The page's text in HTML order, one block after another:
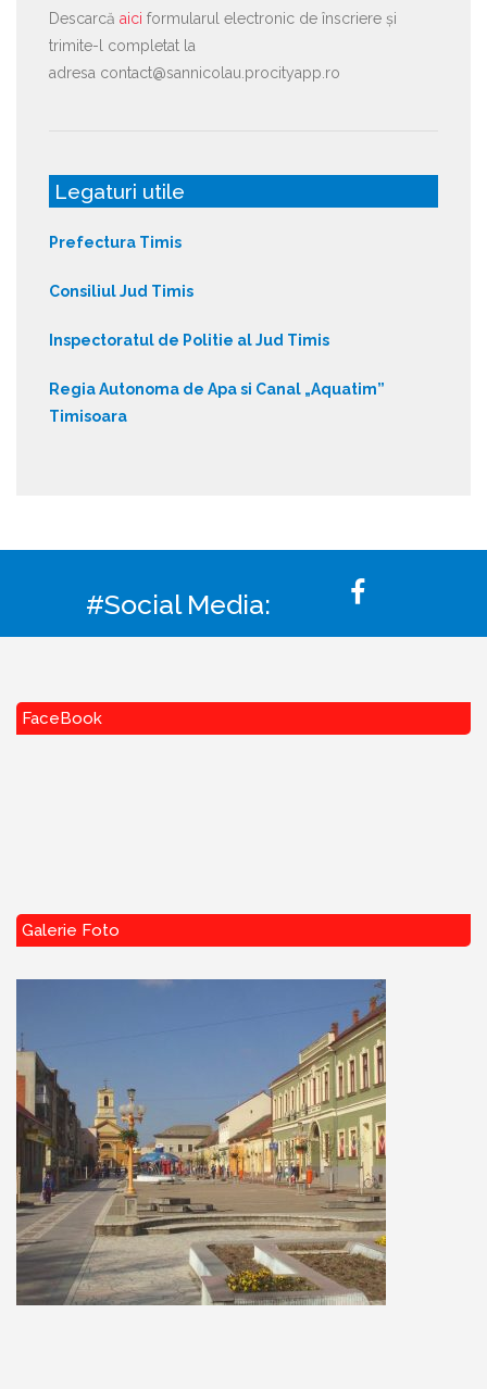
Descarcă aici formularul electronic de înscriere și
trimite-l completat la
adresa contact@sannicolau.procityapp.ro
Legaturi utile
Prefectura Timis
Consiliul Jud Timis
Inspectoratul de Politie al Jud Timis
Regia Autonoma de Apa si Canal „Aquatim”
Timisoara
#Social Media:
FaceBook
Galerie Foto